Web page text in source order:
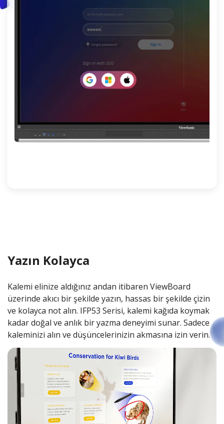
Yazın Kolayca
Kalemi elinize aldığınız andan itibaren ViewBoard
üzerinde akıcı bir şekilde yazın, hassas bir şekilde çizin
ve kolayca not alın. IFP53 Serisi, kalemi kağıda koymak
kadar doğal ve anlık bir yazma deneyimi sunar. Sadece
kaleminizi alın ve düşüncelerinizin akmasına izin verin.